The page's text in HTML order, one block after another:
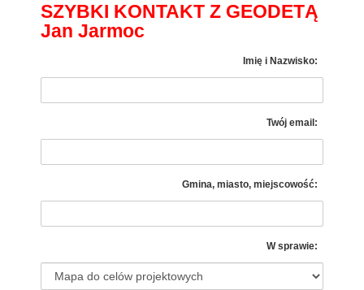
SZYBKI KONTAKT Z GEODETĄ
Jan Jarmoc
Imię i Nazwisko:
Twój email:
Gmina, miasto, miejscowość:
W sprawie: